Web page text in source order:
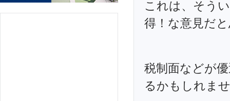
これは、そう
得！な意見だ
税制面などが
るかもしれま